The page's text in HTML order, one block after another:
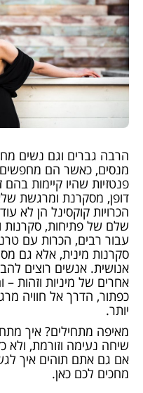
הרבה גברים וגם נשים
מנסים, כאשר הם מחפשים
פנטזיות שהיו קיימות
דופן, מסקרנת ומרגשת
הכרויות קוקסינל הן לא
שלם של פתיחות, סקרנות
עבור רבים, הכרות עם
סקרנות מינית, אלא גם
אנושית. אנשים רוצים
אחרים של מיניות וזהות
כפתור, הדרך אל חוויה
יותר.
מאיפה מתחילים? איך
שיחה נעימה וזורמת, ולא
אם גם אתם תוהים איך
מחכים לכם כאן.